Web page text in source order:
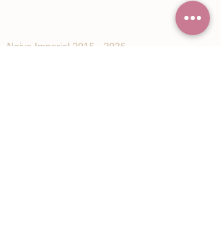
Noiva Imperial 2015 - 2026